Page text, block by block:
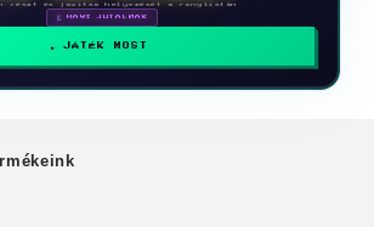
részt és javítsa helyezését a ranglistán
🗓 HAVI JUTALMAK
JÁTÉK MOST